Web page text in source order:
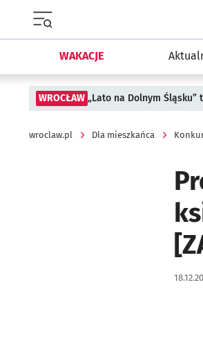
WAKACJE
WROCŁAW „Lato na Dolnym Śląsku”
wroclaw.pl Dla mieszkańca
Data